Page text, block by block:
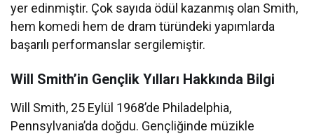
yer edinmiştir. Çok sayıda ödül kazanmış olan Smith,
hem komedi hem de dram türündeki yapımlarda
başarılı performanslar sergilemiştir.
Will Smith’in Gençlik Yılları Hakkında Bilgi
Will Smith, 25 Eylül 1968’de Philadelphia,
Pennsylvania’da doğdu. Gençliğinde müzikle